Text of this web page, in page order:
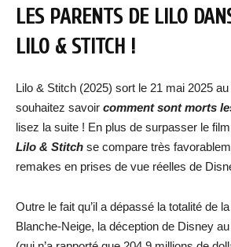
LES PARENTS DE LILO
LILO & STITCH !
Lilo & Stitch (2025) sort le 21 mai 2025
souhaitez savoir comment sont morts
lisez la suite ! En plus de surpasser le
Lilo & Stitch se compare très
remakes en prises de vue réelles de
Outre le fait qu’il a dépassé la totalité de
Blanche-Neige, la déception de Disney